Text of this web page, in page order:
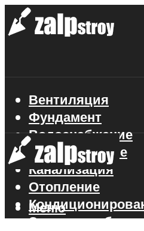
Вентиляция
Фундамент
Водоснабжение
Газоснабжение
Канализация
Отопление
Меню